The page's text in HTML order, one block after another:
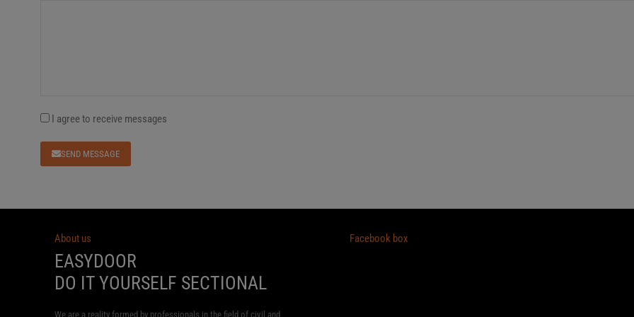
I agree to receive messages
SEND MESSAGE
About us
EASYDOOR
DO IT YOURSELF SECTIONAL
We are a reality formed by professionals in the field of civil and
Facebook box